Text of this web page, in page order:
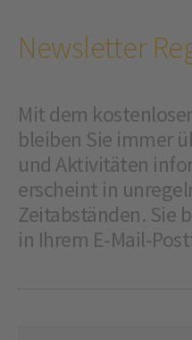
Newsletter
Mit dem
bleiben Sie immer
und Aktivitäten
erscheint in
Zeitabständen. Sie
in Ihrem E-Mail-